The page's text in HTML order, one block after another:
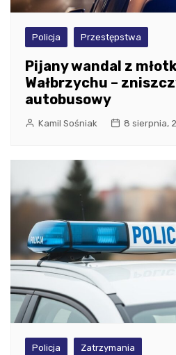
Policja Przestępstwa
Pijany wandal z
Wałbrzychu –
autobusowy
Kamil Sośniak 8 sierpnia,
Policja Zatrzymania